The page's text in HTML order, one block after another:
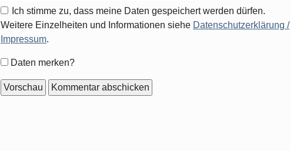
Ich stimme zu, dass meine Daten gespeichert werden dürfen.
Weitere Einzelheiten und Informationen siehe Datenschutzerklärung /
Impressum.
Formular-
Daten merken?